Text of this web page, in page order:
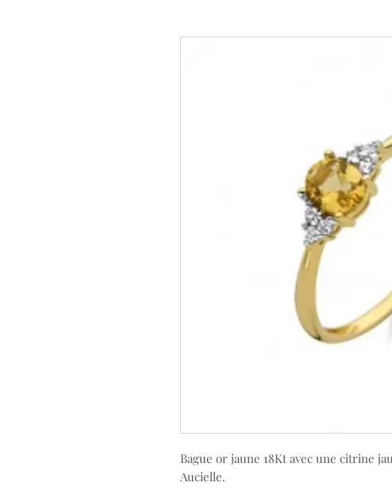
Bague or jaune 18Kt avec une citrine
Aucielle.